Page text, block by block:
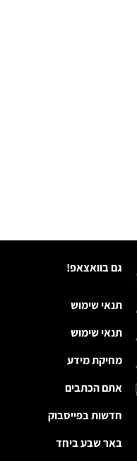
גם בוואצאפ!
תנאי שימוש
תנאי שימוש
מחיקת מידע
אתם הכתבים
חדשות בפייסבוק
באר שבע ביחד